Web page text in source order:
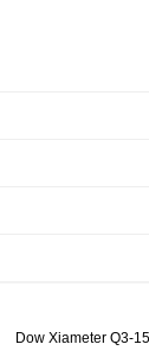
Dow Xiameter Q3-